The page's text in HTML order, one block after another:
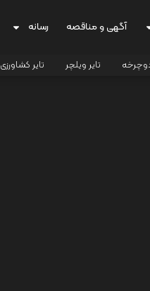
آگهی و مناقصه رسانه
تایر ویلچر تایر کشاورزی